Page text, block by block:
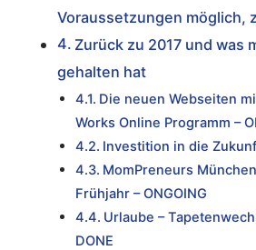
Voraussetzungen möglich,
Zurück zu 2017 und was
gehalten hat
Die neuen Webseiten
Works Online Programm –
Investition in die
MomPreneurs
Frühjahr – ONGOING
Urlaube –
DONE